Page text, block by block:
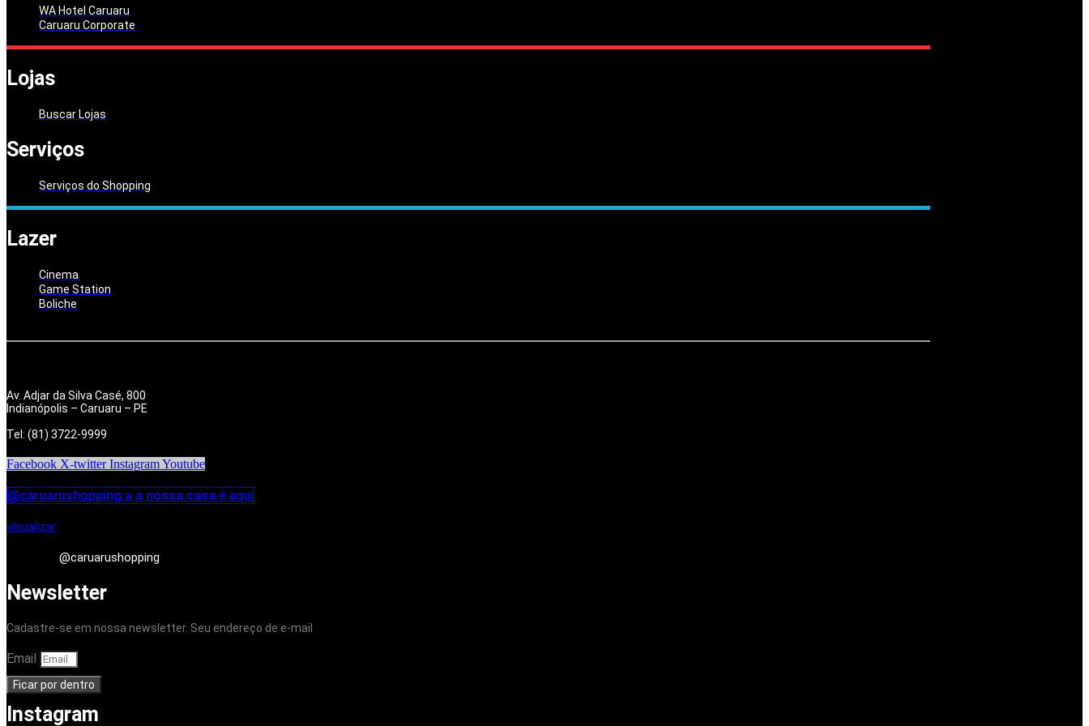
WA Hotel Caruaru
Caruaru Corporate
Lojas
Buscar Lojas
Serviços
Serviços do Shopping
Lazer
Cinema
Game Station
Boliche
Av. Adjar da Silva Casé, 800
Indianópolis – Caruaru – PE
Tel: (81) 3722-9999
Facebook X-twitter InstagramYoutube
@caruarushopping a a nossa casa é aqui
visualizar
@caruarushopping
Newsletter
Cadastre-se em nossa newsletter. Seu endereço de e-mail
Email
Ficar por dentro
Instagram